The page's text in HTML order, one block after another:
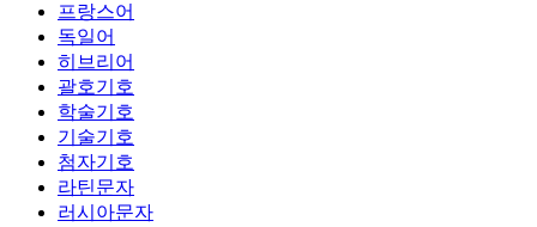
프랑스어
독일어
히브리어
괄호기호
학술기호
기술기호
첨자기호
라틴문자
러시아문자